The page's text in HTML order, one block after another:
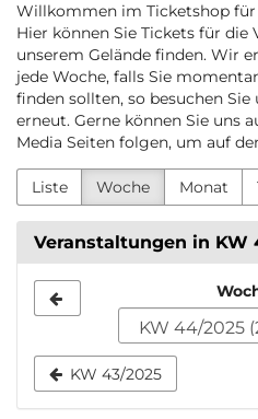
Willkommen im Ticketshop
Hier können Sie Tickets für die
unserem Gelände finden. Wir
jede Woche, falls Sie
finden sollten, so besuchen Sie
erneut. Gerne können Sie uns
Media Seiten folgen, um auf
Liste Woche Monat
Veranstaltungen in KW
zur
Anzeige
auswählen
KW 43/2025